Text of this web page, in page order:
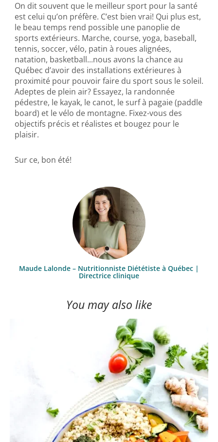
On dit souvent que le meilleur sport pour la santé
est celui qu’on préfère. C’est bien vrai! Qui plus est,
le beau temps rend possible une panoplie de
sports extérieurs. Marche, course, yoga, baseball,
tennis, soccer, vélo, patin à roues alignées,
natation, basketball...nous avons la chance au
Québec d’avoir des installations extérieures à
proximité pour pouvoir faire du sport sous le soleil.
Adeptes de plein air? Essayez, la randonnée
pédestre, le kayak, le canot, le surf à pagaie (paddle
board) et le vélo de montagne. Fixez-vous des
objectifs précis et réalistes et bougez pour le
plaisir.
Sur ce, bon été!
Maude Lalonde – Nutritionniste Diététiste à Québec |
Directrice clinique
You may also like